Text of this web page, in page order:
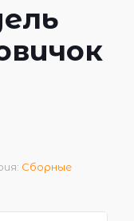
Сборные